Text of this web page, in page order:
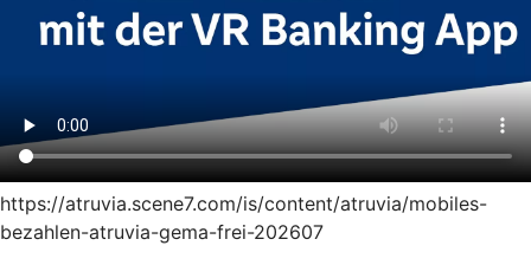
https://atruvia.scene7.com/is/content/atruvia/mobiles-
bezahlen-atruvia-gema-frei-202607